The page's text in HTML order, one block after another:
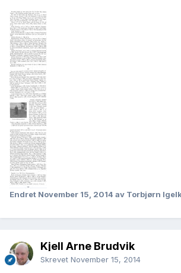
Endret November 15, 2014 av Torbjørn
Kjell Arne Brudvik
Skrevet November 15, 2014